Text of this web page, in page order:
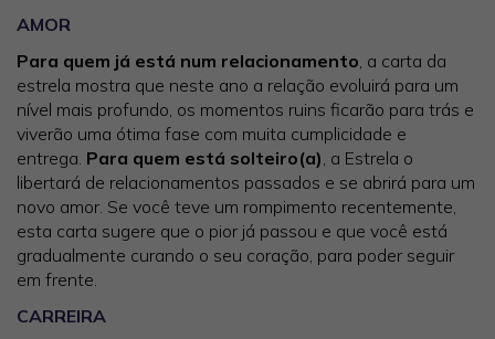
AMOR
Para quem já está num relacionamento , a carta da
estrela mostra que neste ano a relação evoluirá para um
nível mais profundo, os momentos ruins ficarão para trás e
viverão uma ótima fase com muita cumplicidade e
entrega. Para quem está solteiro(a) , a Estrela o
libertará de relacionamentos passados e se abrirá para um
novo amor. Se você teve um rompimento recentemente,
esta carta sugere que o pior já passou e que você está
gradualmente curando o seu coração, para poder seguir
em frente.
CARREIRA